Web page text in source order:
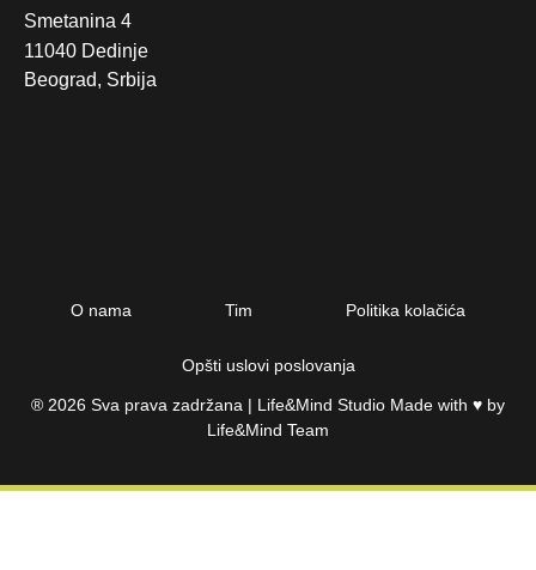
Smetanina 4
11040 Dedinje
Beograd, Srbija
O nama Tim Politika kolačića
Opšti uslovi poslovanja
® 2026 Sva prava zadržana | Life&Mind Studio Made with ♥️ by
Life&Mind Team